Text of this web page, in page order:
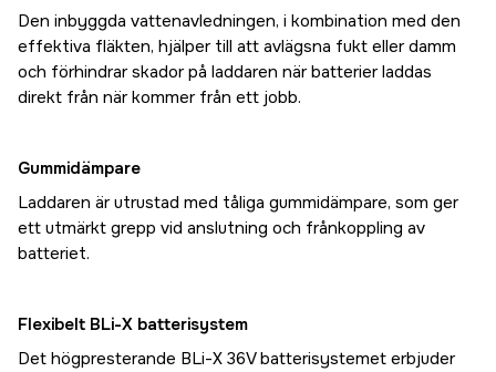
Den inbyggda vattenavledningen, i kombination med den
effektiva fläkten, hjälper till att avlägsna fukt eller damm
och förhindrar skador på laddaren när batterier laddas
direkt från när kommer från ett jobb.
Gummidämpare
Laddaren är utrustad med tåliga gummidämpare, som ger
ett utmärkt grepp vid anslutning och frånkoppling av
batteriet.
Flexibelt BLi-X batterisystem
Det högpresterande BLi-X 36V batterisystemet erbjuder